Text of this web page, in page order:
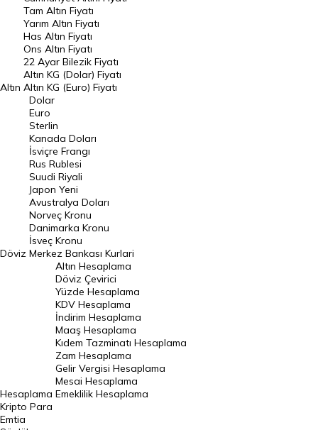
DÖVİZ
Döviz Kuru
Dolar Kuru
Euro Kuru
Pound Kuru
Frank Kuru
Riyal Kuru
Avustralya Doları
Danimarka Kronu Kuru
Kanada Doları Kuru
Norveç Kronu Kuru
İsveç Kronu Kuru
Japon Yeni Kuru
Serbest Piyasa Döviz Kurları
Merkez Bankası Döviz Kurları
Altın Fiyatları
Gram Altın Fiyatı
Altın
Tam Altın Fiyatı
Yarım Altın Fiyatı
Has Altın Fiyatı
Ons Altın Fiyatı
22 Ayar Bilezik Fiyatı
Altın KG (Dolar) Fiyatı
Altın KG (Euro) Fiyatı
Döviz
Dolar
Euro
Sterlin
Kanada Doları
İsviçre Frangı
Rus Rublesi
Suudi Riyali
Japon Yeni
Avustralya Doları
Norveç Kronu
Danimarka Kronu
İsveç Kronu
Merkez Bankası Kurlari
Hesaplama
Altın Hesaplama
Döviz Çevirici
Yüzde Hesaplama
KDV Hesaplama
İndirim Hesaplama
Maaş Hesaplama
Kıdem Tazminatı Hesaplama
Zam Hesaplama
Gelir Vergisi Hesaplama
Mesai Hesaplama
Emeklilik Hesaplama
Kripto Para
Emtia